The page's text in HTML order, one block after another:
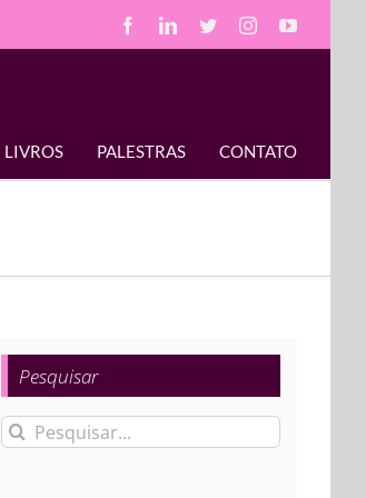
FacebookLinkedIn
TwitterInstagramYouTube
LIVROS PALESTRAS CONTATO
Pesquisar
Buscar